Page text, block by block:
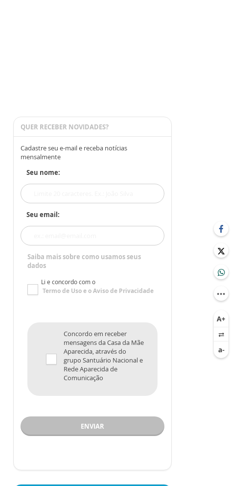
QUER RECEBER NOVIDADES?
Cadastre seu e-mail e receba notícias
mensalmente
Seu nome:
Seu email:
Saiba mais sobre como usamos seus
dados
Li e concordo com o
Termo de Usoe oAviso de Privacidade
Concordo em receber
mensagens da Casa da Mãe
Aparecida, através do
grupo Santuário Nacional e
Rede Aparecida de
Comunicação
ENVIAR